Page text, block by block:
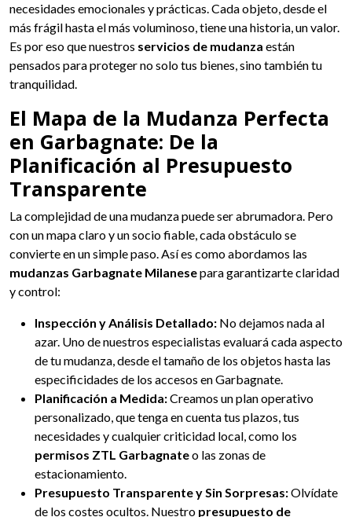
necesidades emocionales y prácticas. Cada objeto, desde el
más frágil hasta el más voluminoso, tiene una historia, un valor.
Es por eso que nuestros servicios de mudanza están
pensados para proteger no solo tus bienes, sino también tu
tranquilidad.
El Mapa de la Mudanza Perfecta
en Garbagnate: De la
Planificación al Presupuesto
Transparente
La complejidad de una mudanza puede ser abrumadora. Pero
con un mapa claro y un socio fiable, cada obstáculo se
convierte en un simple paso. Así es como abordamos las
mudanzas Garbagnate Milanesepara garantizarte claridad
y control:
Inspección y Análisis Detallado: No dejamos nada al
azar. Uno de nuestros especialistas evaluará cada aspecto
de tu mudanza, desde el tamaño de los objetos hasta las
especificidades de los accesos en Garbagnate.
Planificación a Medida:Creamos un plan operativo
personalizado, que tenga en cuenta tus plazos, tus
necesidades y cualquier criticidad local, como los
permisos ZTL Garbagnateo las zonas de
estacionamiento.
Presupuesto Transparente y Sin Sorpresas:Olvídate
de los costes ocultos. Nuestro presupuesto de